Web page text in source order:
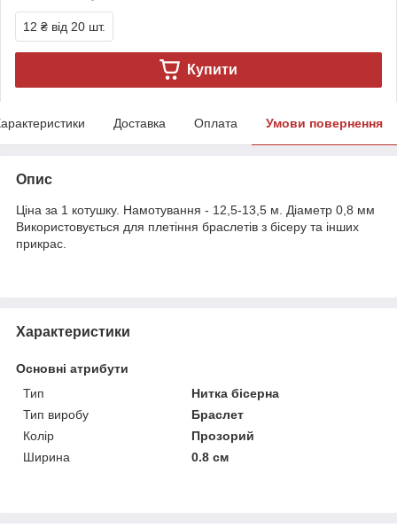
12 ₴ від 20 шт.
Купити
Доставка Оплата Умови повернення
Опис
Ціна за 1 котушку. Намотування - 12,5-13,5 м. Діаметр 0,8 мм
Використовується для плетіння браслетів з бісеру та інших
прикрас.
Характеристики
Основні атрибути
Тип
Нитка бісерна
Тип виробу
Браслет
Колір
Прозорий
Ширина
0.8 см